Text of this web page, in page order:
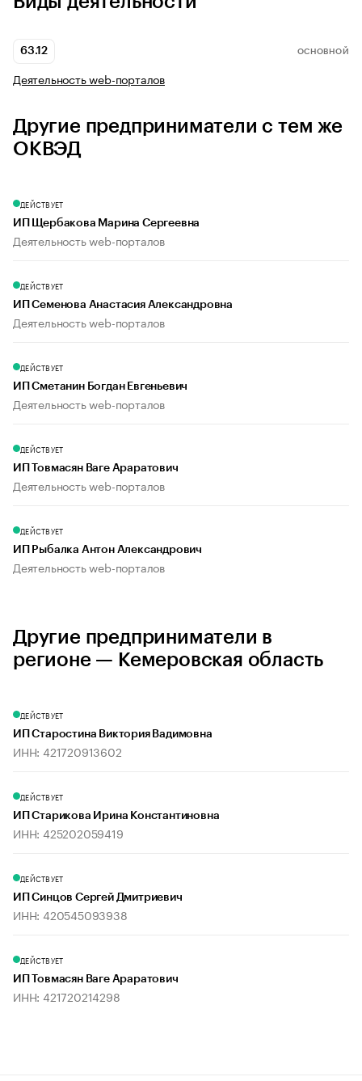
63.12 ОСНОВНОЙ
Деятельность web-порталов
Другие предприниматели с тем же
ОКВЭД
ДЕЙСТВУЕТ
ИП Щербакова Марина Сергеевна
Деятельность web-порталов
ДЕЙСТВУЕТ
ИП Семенова Анастасия Александровна
Деятельность web-порталов
ДЕЙСТВУЕТ
ИП Сметанин Богдан Евгеньевич
Деятельность web-порталов
ДЕЙСТВУЕТ
ИП Товмасян Ваге Араратович
Деятельность web-порталов
ДЕЙСТВУЕТ
ИП Рыбалка Антон Александрович
Деятельность web-порталов
Другие предприниматели в
регионе — Кемеровская область
ДЕЙСТВУЕТ
ИП Старостина Виктория Вадимовна
ИНН: 421720913602
ДЕЙСТВУЕТ
ИП Старикова Ирина Константиновна
ИНН: 425202059419
ДЕЙСТВУЕТ
ИП Синцов Сергей Дмитриевич
ИНН: 420545093938
ДЕЙСТВУЕТ
ИП Товмасян Ваге Араратович
ИНН: 421720214298